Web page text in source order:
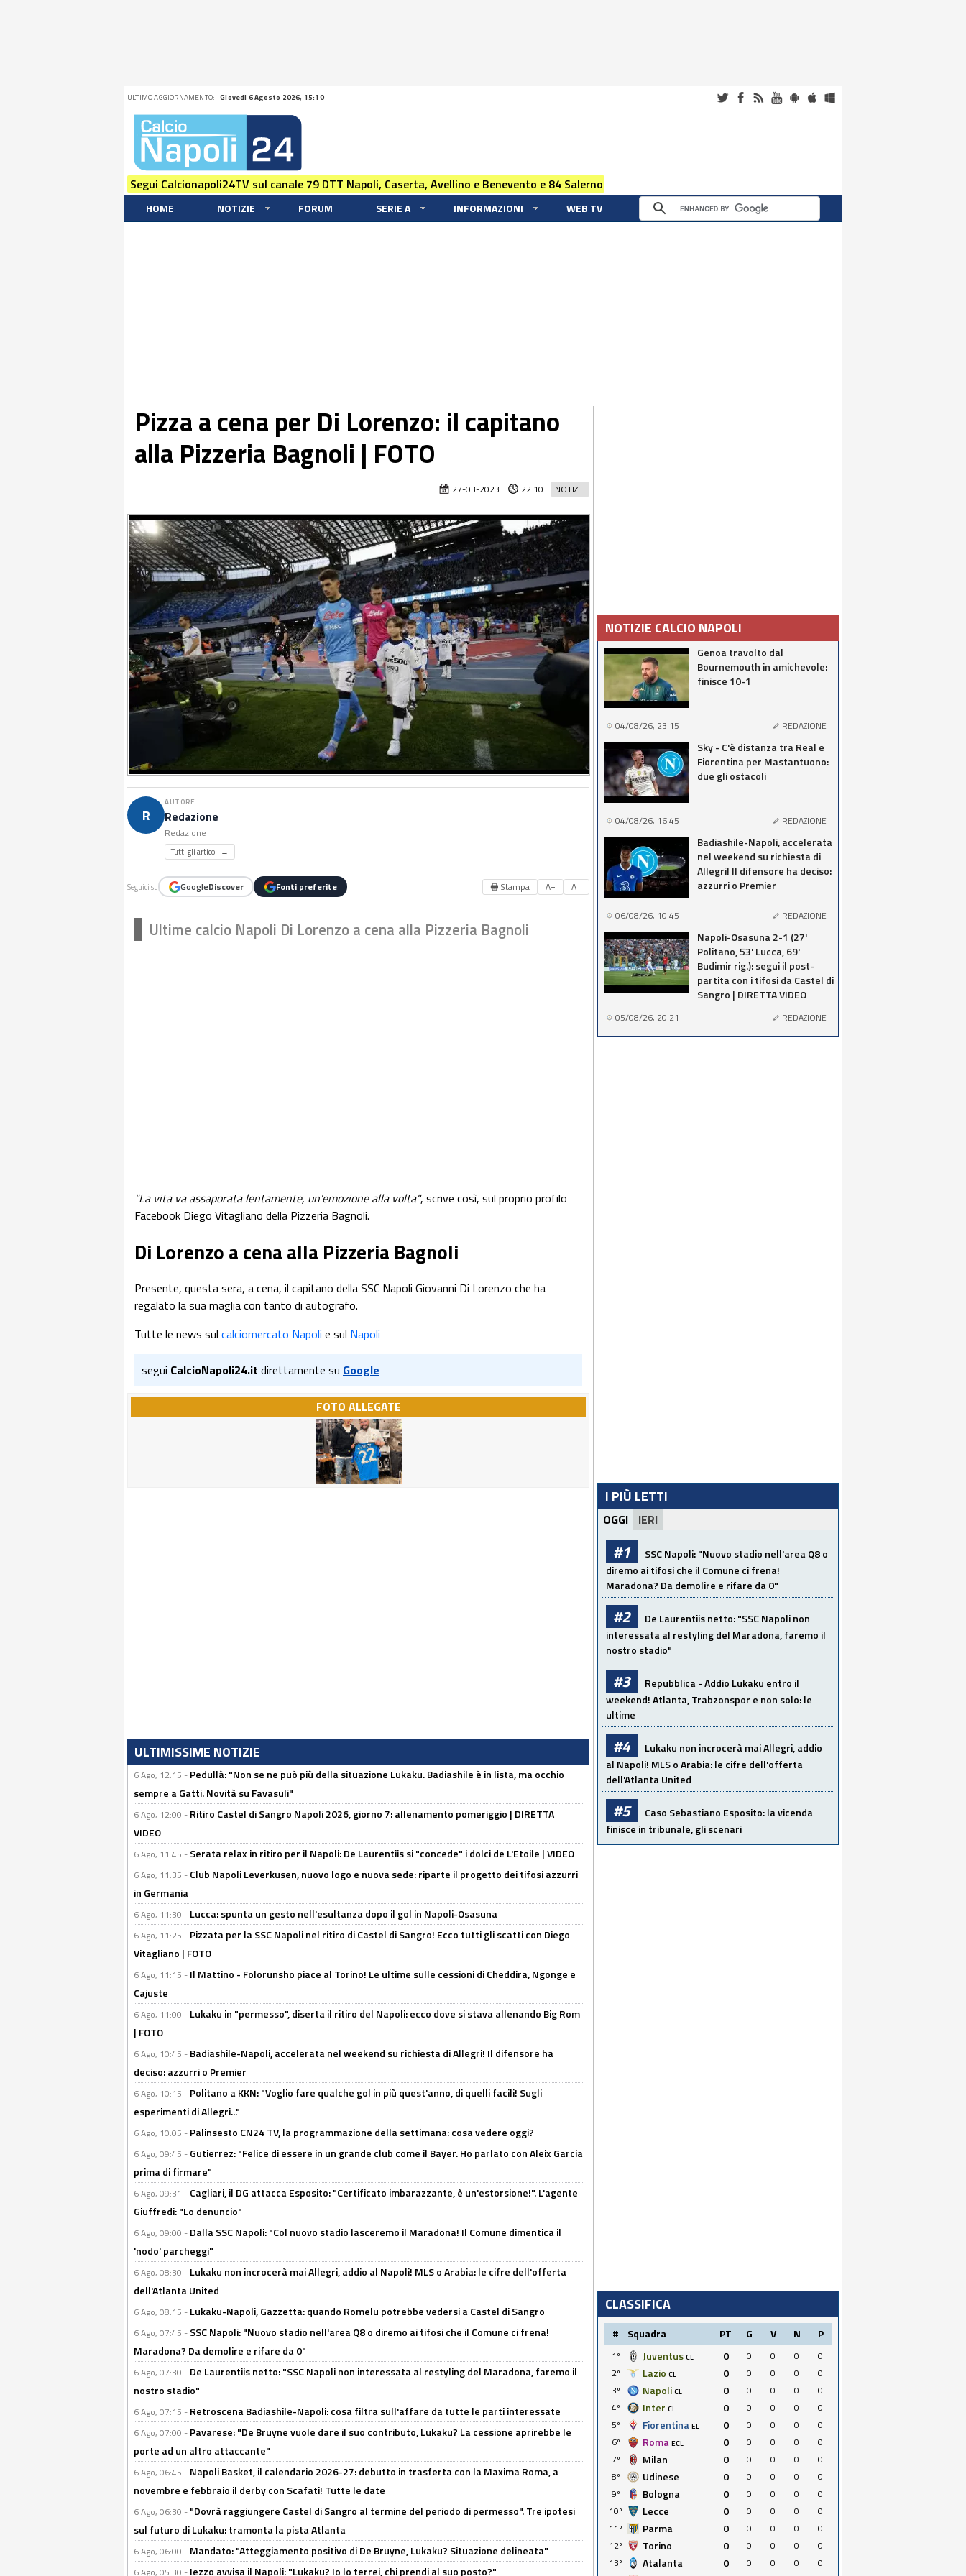
ULTIMO AGGIORNAMENTO: Giovedi 6 Agosto 2026, 15:10
Segui Calcionapoli24TV sul canale 79 DTT Napoli, Caserta, Avellino e Benevento e 84 Salerno
HOME NOTIZIE FORUM SERIE A INFORMAZIONI WEB TV
Pizza a cena per Di Lorenzo: il capitano
alla Pizzeria Bagnoli | FOTO
NOTIZIE
27-03-2023 22:10
R
AUTORE
Redazione
Redazione
Tutti gli articoli →
Seguici su GoogleDiscover Fonti preferite 🖶 Stampa A− A+
Ultime calcio Napoli Di Lorenzo a cena alla Pizzeria Bagnoli
"La vita va assaporata lentamente, un'emozione alla volta", scrive così, sul proprio profilo
Facebook Diego Vitagliano della Pizzeria Bagnoli.
Di Lorenzo a cena alla Pizzeria Bagnoli
Presente, questa sera, a cena, il capitano della SSC Napoli Giovanni Di Lorenzo che ha
regalato la sua maglia con tanto di autografo.
Tutte le news sul calciomercato Napoli e sul Napoli
segui CalcioNapoli24.it direttamente su Google
FOTO ALLEGATE
ULTIMISSIME NOTIZIE
6 Ago, 12:15 - Pedullà: "Non se ne può più della situazione Lukaku. Badiashile è in lista, ma occhio
sempre a Gatti. Novità su Favasuli"
6 Ago, 12:00 - Ritiro Castel di Sangro Napoli 2026, giorno 7: allenamento pomeriggio | DIRETTA
VIDEO
6 Ago, 11:45 - Serata relax in ritiro per il Napoli: De Laurentiis si "concede" i dolci de L'Etoile | VIDEO
6 Ago, 11:35 - Club Napoli Leverkusen, nuovo logo e nuova sede: riparte il progetto dei tifosi azzurri
in Germania
6 Ago, 11:30 - Lucca: spunta un gesto nell'esultanza dopo il gol in Napoli-Osasuna
6 Ago, 11:25 - Pizzata per la SSC Napoli nel ritiro di Castel di Sangro! Ecco tutti gli scatti con Diego
Vitagliano | FOTO
6 Ago, 11:15 - Il Mattino - Folorunsho piace al Torino! Le ultime sulle cessioni di Cheddira, Ngonge e
Cajuste
6 Ago, 11:00 - Lukaku in "permesso", diserta il ritiro del Napoli: ecco dove si stava allenando Big Rom
| FOTO
6 Ago, 10:45 - Badiashile-Napoli, accelerata nel weekend su richiesta di Allegri! Il difensore ha
deciso: azzurri o Premier
6 Ago, 10:15 - Politano a KKN: "Voglio fare qualche gol in più quest'anno, di quelli facili! Sugli
esperimenti di Allegri..."
6 Ago, 10:05 - Palinsesto CN24 TV, la programmazione della settimana: cosa vedere oggi?
6 Ago, 09:45 - Gutierrez: "Felice di essere in un grande club come il Bayer. Ho parlato con Aleix Garcia
prima di firmare"
6 Ago, 09:31 - Cagliari, il DG attacca Esposito: "Certificato imbarazzante, è un'estorsione!". L'agente
Giuffredi: "Lo denuncio"
6 Ago, 09:00 - Dalla SSC Napoli: "Col nuovo stadio lasceremo il Maradona! Il Comune dimentica il
'nodo' parcheggi"
6 Ago, 08:30 - Lukaku non incrocerà mai Allegri, addio al Napoli! MLS o Arabia: le cifre dell'offerta
dell'Atlanta United
6 Ago, 08:15 - Lukaku-Napoli, Gazzetta: quando Romelu potrebbe vedersi a Castel di Sangro
6 Ago, 07:45 - SSC Napoli: "Nuovo stadio nell'area Q8 o diremo ai tifosi che il Comune ci frena!
Maradona? Da demolire e rifare da 0"
6 Ago, 07:30 - De Laurentiis netto: "SSC Napoli non interessata al restyling del Maradona, faremo il
nostro stadio"
6 Ago, 07:15 - Retroscena Badiashile-Napoli: cosa filtra sull'affare da tutte le parti interessate
6 Ago, 07:00 - Pavarese: "De Bruyne vuole dare il suo contributo, Lukaku? La cessione aprirebbe le
porte ad un altro attaccante"
6 Ago, 06:45 - Napoli Basket, il calendario 2026-27: debutto in trasferta con la Maxima Roma, a
novembre e febbraio il derby con Scafati! Tutte le date
6 Ago, 06:30 - "Dovrà raggiungere Castel di Sangro al termine del periodo di permesso". Tre ipotesi
sul futuro di Lukaku: tramonta la pista Atlanta
6 Ago, 06:00 - Mandato: "Atteggiamento positivo di De Bruyne, Lukaku? Situazione delineata"
6 Ago, 05:30 - Iezzo avvisa il Napoli: "Lukaku? Io lo terrei, chi prendi al suo posto?"
NOTIZIE CALCIO NAPOLI
Genoa travolto dal
Bournemouth in amichevole:
finisce 10-1
04/08/26, 23:15 REDAZIONE
Sky - C'è distanza tra Real e
Fiorentina per Mastantuono:
due gli ostacoli
04/08/26, 16:45 REDAZIONE
Badiashile-Napoli, accelerata
nel weekend su richiesta di
Allegri! Il difensore ha deciso:
azzurri o Premier
06/08/26, 10:45 REDAZIONE
Napoli-Osasuna 2-1 (27'
Politano, 53' Lucca, 69'
Budimir rig.): segui il post-
partita con i tifosi da Castel di
Sangro | DIRETTA VIDEO
05/08/26, 20:21 REDAZIONE
I PIÙ LETTI
OGGI IERI
#1
SSC Napoli: "Nuovo stadio nell'area Q8 o
diremo ai tifosi che il Comune ci frena!
Maradona? Da demolire e rifare da 0"
#2
De Laurentiis netto: "SSC Napoli non
interessata al restyling del Maradona, faremo il
nostro stadio"
#3
Repubblica - Addio Lukaku entro il
weekend! Atlanta, Trabzonspor e non solo: le
ultime
#4
Lukaku non incrocerà mai Allegri, addio
al Napoli! MLS o Arabia: le cifre dell'offerta
dell'Atlanta United
#5
Caso Sebastiano Esposito: la vicenda
finisce in tribunale, gli scenari
CLASSIFICA
# Squadra PT G V N P
1º Juventus CL 0 0 0 0
0
2º
Lazio CL 0 0 0 0
0
3º
Napoli CL 0 0 0 0
0
4º
Inter CL 0 0 0 0
0
5º
Fiorentina EL 0 0 0 0
0
6º
Roma ECL 0 0 0 0
0
7º
Milan 0 0 0 0
0
8º
Udinese 0 0 0 0
0
9º
Bologna 0 0 0 0
0
10º
Lecce 0 0 0 0
0
11º
Parma 0 0 0 0
0
12º
Torino 0 0 0 0
0
13º
Atalanta 0 0 0 0
0